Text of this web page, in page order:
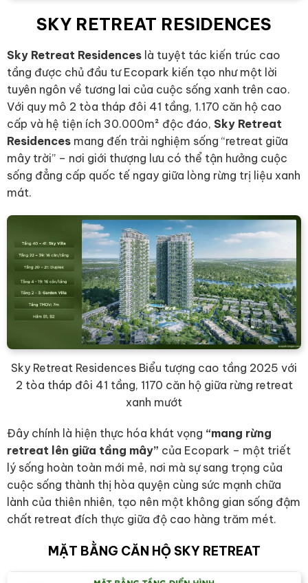
SKY RETREAT RESIDENCES
Sky Retreat Residences là tuyệt tác kiến trúc cao
tầng được chủ đầu tư Ecopark kiến tạo như một lời
tuyên ngôn về tương lai của cuộc sống xanh trên cao.
Với quy mô 2 tòa tháp đôi 41 tầng, 1.170 căn hộ cao
cấp và hệ tiện ích 30.000m² độc đáo, Sky Retreat
Residences mang đến trải nghiệm sống “retreat giữa
mây trời” – nơi giới thượng lưu có thể tận hưởng cuộc
sống đẳng cấp quốc tế ngay giữa lòng rừng trị liệu xanh
mát.
Sky Retreat Residences Biểu tượng cao tầng 2025 với
2 tòa tháp đôi 41 tầng, 1170 căn hộ giữa rừng retreat
xanh mướt
Đây chính là hiện thực hóa khát vọng “mang rừng
retreat lên giữa tầng mây” của Ecopark – một triết
lý sống hoàn toàn mới mẻ, nơi mà sự sang trọng của
cuộc sống thành thị hòa quyện cùng sức mạnh chữa
lành của thiên nhiên, tạo nên một không gian sống đậm
chất retreat đích thực giữa độ cao hàng trăm mét.
MẶT BẰNG CĂN HỘ SKY RETREAT